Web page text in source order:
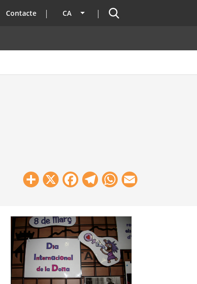
Contacte CA Llista les accions addicionals
Cercador
Share
X Facebook
Telegram
WhatsApp